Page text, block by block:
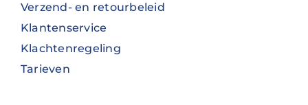
Verzend- en retourbeleid
Klantenservice
Klachtenregeling
Tarieven